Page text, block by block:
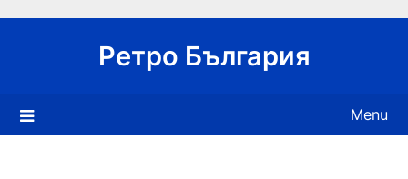
Ретро България
Menu